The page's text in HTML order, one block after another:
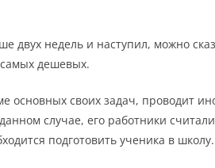
двух недель и наступил, можно
дешевых.
основных своих задач, проводит
случае, его работники
подготовить ученика в школу.